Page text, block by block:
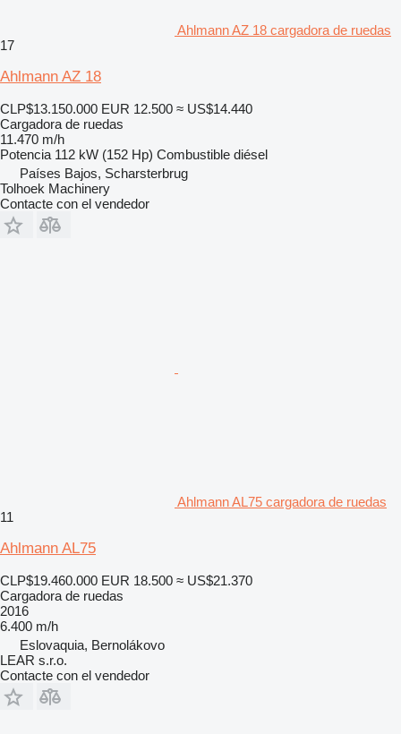
Ahlmann AZ 18 cargadora de ruedas
17
Ahlmann AZ 18
CLP$13.150.000 EUR 12.500 ≈ US$14.440
Cargadora de ruedas
11.470 m/h
Potencia 112 kW (152 Hp) Combustible diésel
Países Bajos, Scharsterbrug
Tolhoek Machinery
Contacte con el vendedor
Ahlmann AL75 cargadora de ruedas
11
Ahlmann AL75
CLP$19.460.000 EUR 18.500 ≈ US$21.370
Cargadora de ruedas
2016
6.400 m/h
Eslovaquia, Bernolákovo
LEAR s.r.o.
Contacte con el vendedor